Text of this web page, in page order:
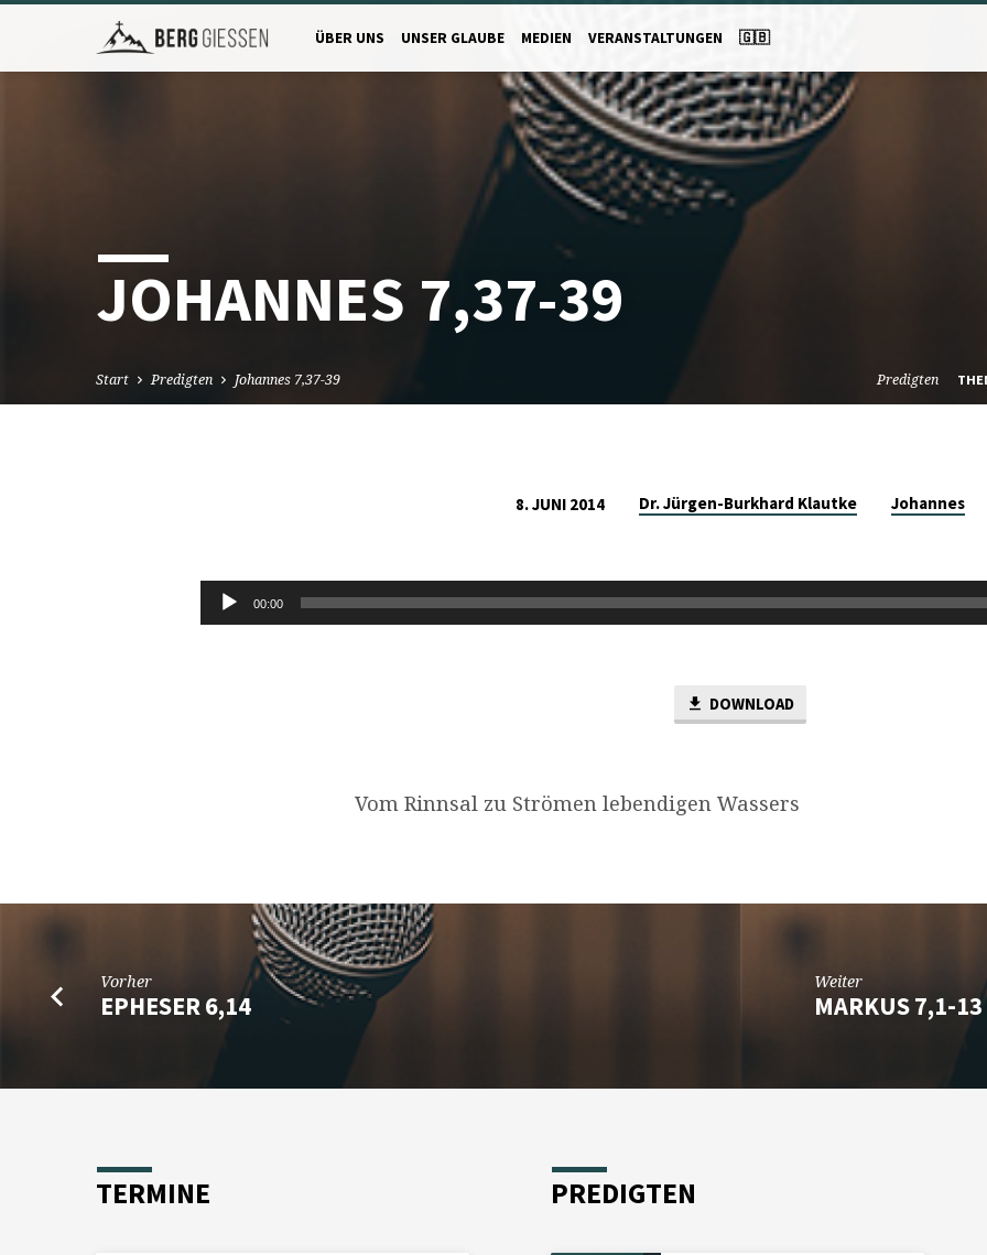
ÜBER UNS UNSER GLAUBE MEDIEN VERANSTALTUNGEN 🇬🇧
JOHANNES 7,37-39
Start Predigten Johannes 7,37-39 Predigten
7,37-
8. JUNI 2014 Dr. Jürgen-Burkhard Klautke Johannes
Audio-
Player
00:00
DOWNLOAD
Vom Rinnsal zu Strömen lebendigen Wassers
Vorher
EPHESER 6,14
Weiter
MARKUS 7,1-13
TERMINE PREDIGTEN